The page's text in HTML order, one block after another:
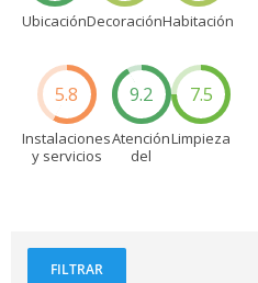
UbicaciónDecoraciónHabitación
5.8
Instalaciones
y servicios
9.2
Atención
del
7.5
Limpieza
FILTRAR